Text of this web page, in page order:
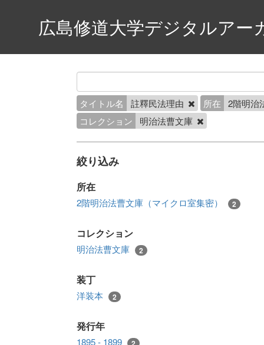
広島修道大学デジタルアー
タイトル名 註釋民法理由 所在
2階明治
コレクション
明治法曹文庫
絞り込み
所在
2階明治法曹文庫（マイクロ室集密） 2
コレクション
明治法曹文庫 2
装丁
洋装本 2
発行年
1895 - 1899